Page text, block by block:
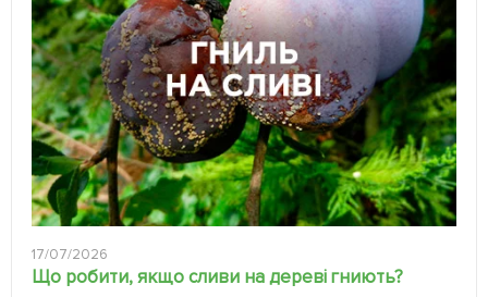
17/07/2026
Що робити, якщо сливи на дереві гниють?